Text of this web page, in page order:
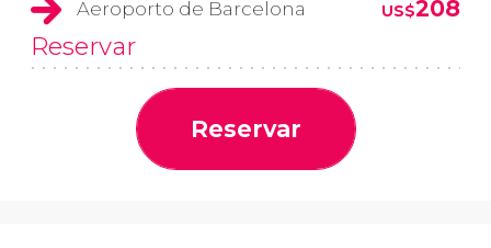
Aeroporto de Barcelona
US$208
Reservar
Reservar